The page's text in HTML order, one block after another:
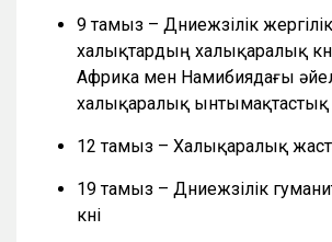
9 тамыз – Дүниежүзілік
халықтардың халықаралық
Африка мен Намибиядағы
халықаралық ынтымақтастық
12 тамыз – Халықаралық
19 тамыз – Дүниежүзілік
күні